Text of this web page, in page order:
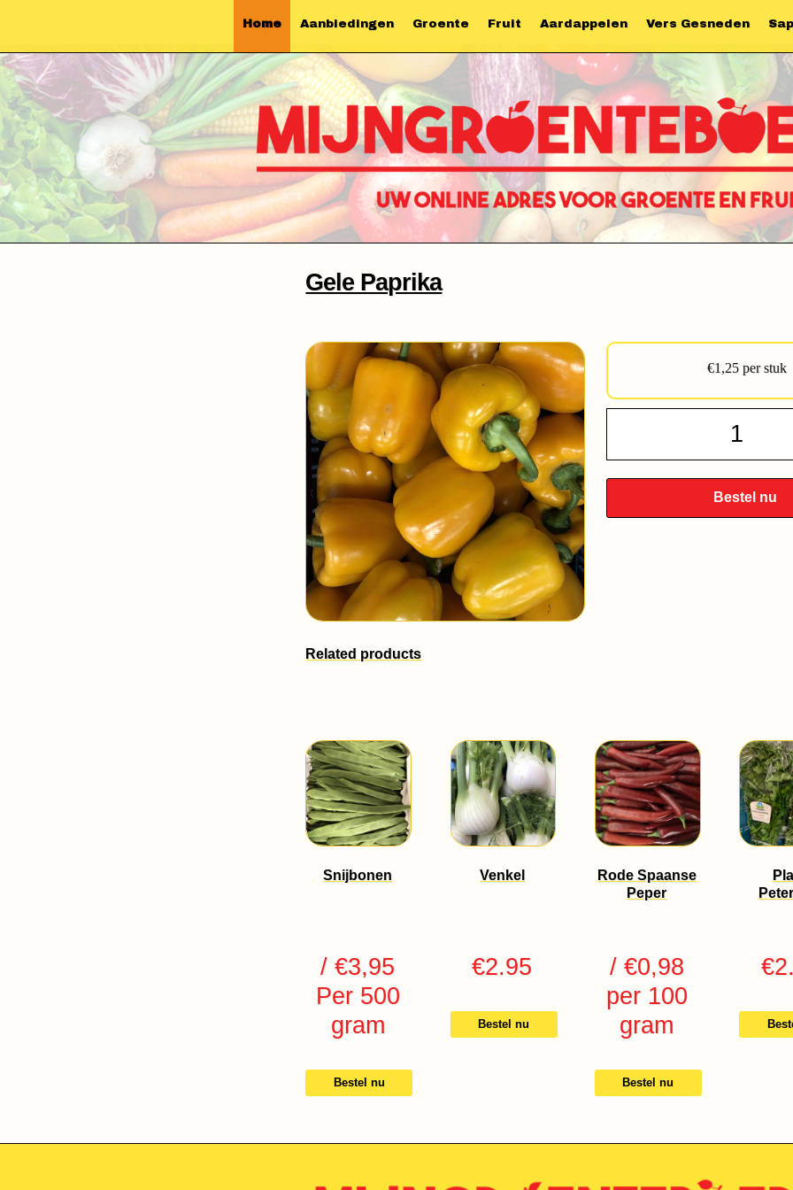
Home Aanbiedingen Groente Fruit Aardappelen Vers Gesneden
Gele Paprika
€1,25 per stuk
Bestel nu
Related products
Snijbonen
/ €3,95
Per 500
gram
Bestel nu
Venkel
€2.95
Bestel nu
Rode Spaanse
Peper
/ €0,98
per 100
gram
Bestel nu
€